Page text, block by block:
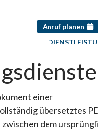
Anruf planen
einer
übersetztes
dem